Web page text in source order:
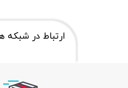
ارتباط در شبکه